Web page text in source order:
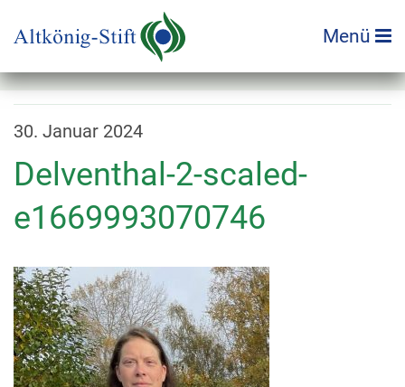
Inhalt
Menü
30. Januar 2024
Delventhal-2-scaled-
e1669993070746